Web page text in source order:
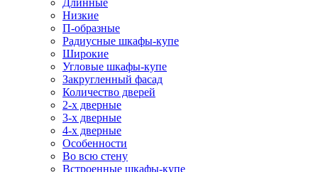
Длинные
Низкие
П-образные
Радиусные шкафы-купе
Широкие
Угловые шкафы-купе
Закругленный фасад
Количество дверей
2-х дверные
3-х дверные
4-х дверные
Особенности
Во всю стену
Встроенные шкафы-купе